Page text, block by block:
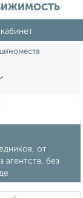
от
агентств, без